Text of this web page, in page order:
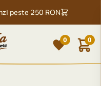
peste 250 RON
0 0